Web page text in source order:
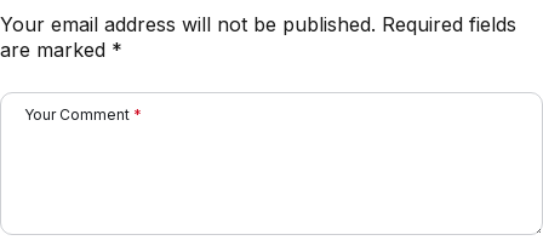
Your email address will not be published. Required fields
are marked *
Your Comment *